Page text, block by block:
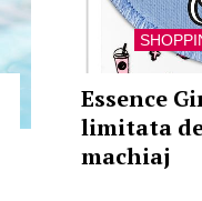
Essence
limitata
machiaj